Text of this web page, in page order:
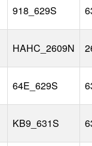
918_629S
HAHC_2609N
64E_629S
KB9_631S